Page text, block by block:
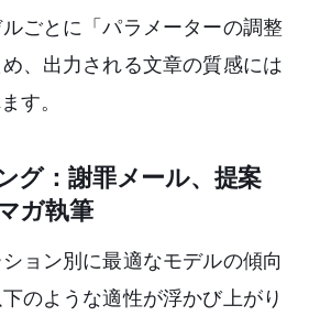
ごとに「パラメーターの調整
、出力される文章の質感には
す。
グ：謝罪メール、提案
ガ執筆
ョン別に最適なモデルの傾向
のような適性が浮かび上がり